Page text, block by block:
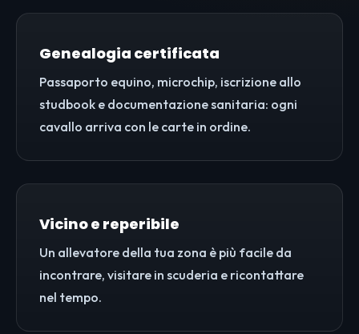
Genealogia certificata
Passaporto equino, microchip, iscrizione allo
studbook e documentazione sanitaria: ogni
cavallo arriva con le carte in ordine.
Vicino e reperibile
Un allevatore della tua zona è più facile da
incontrare, visitare in scuderia e ricontattare
nel tempo.